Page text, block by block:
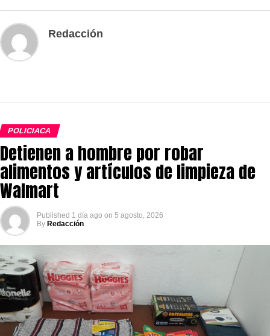
Redacción
POLICIACA
Detienen a hombre por robar
alimentos y artículos de limpieza de
Walmart
Published 1 día ago on 5 agosto, 2026
By Redacción